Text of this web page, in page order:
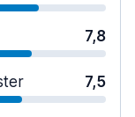
7,8
7,5